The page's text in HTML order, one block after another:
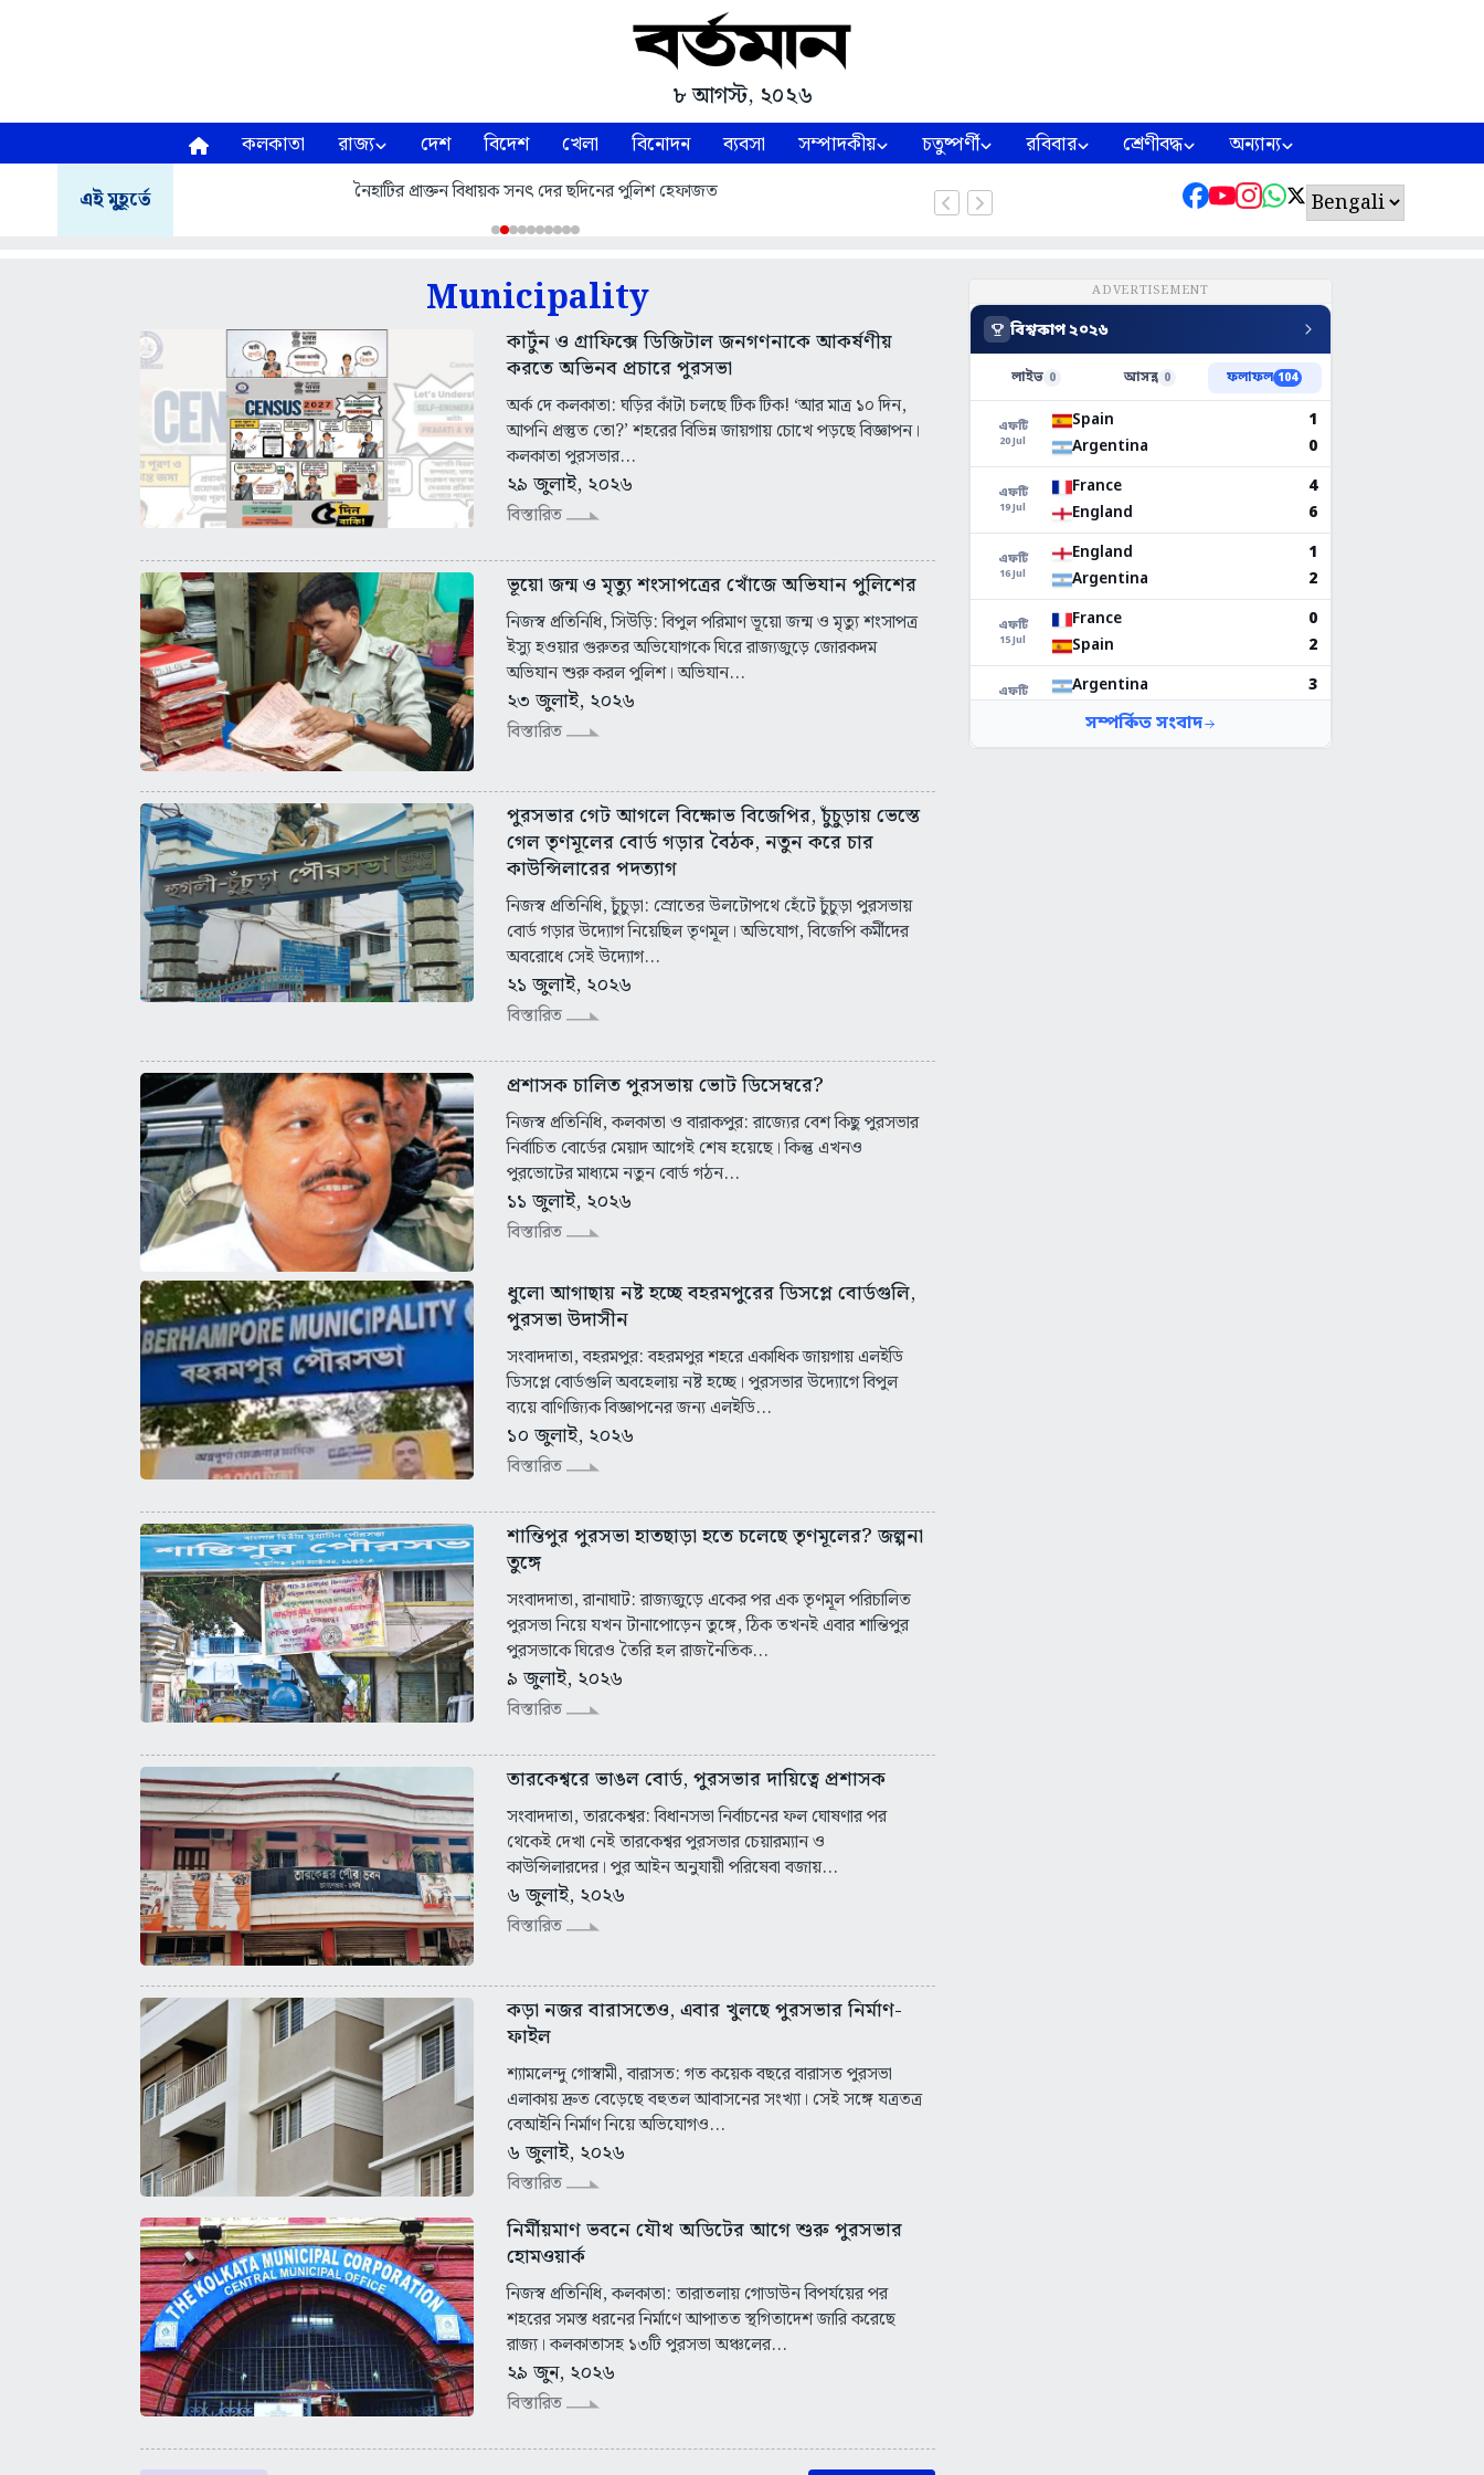
৮ আগস্ট, ২০২৬
কলকাতা রাজ্য দেশ বিদেশ খেলা বিনোদন ব্যবসা সম্পাদকীয় চতুষ্পর্ণী রবিবার শ্রেণীবদ্ধ অন্যান্য
এই মুহূর্তে নৈহাটির প্রাক্তন বিধায়ক সনৎ দের ছদিনের পুলিশ হেফাজত
Municipality
কার্টুন ও গ্রাফিক্সে ডিজিটাল জনগণনাকে আকর্ষণীয়
করতে অভিনব প্রচারে পুরসভা
অর্ক দে কলকাতা: ঘড়ির কাঁটা চলছে টিক টিক! ‘আর মাত্র ১০ দিন,
আপনি প্রস্তুত তো?’ শহরের বিভিন্ন জায়গায় চোখে পড়ছে বিজ্ঞাপন।
কলকাতা পুরসভার...
২৯ জুলাই, ২০২৬
বিস্তারিত
ভূয়ো জন্ম ও মৃত্যু শংসাপত্রের খোঁজে অভিযান পুলিশের
নিজস্ব প্রতিনিধি, সিউড়ি: বিপুল পরিমাণ ভূয়ো জন্ম ও মৃত্যু শংসাপত্র
ইস্যু হওয়ার গুরুতর অভিযোগকে ঘিরে রাজ্যজুড়ে জোরকদম
অভিযান শুরু করল পুলিশ। অভিযান...
২৩ জুলাই, ২০২৬
বিস্তারিত
পুরসভার গেট আগলে বিক্ষোভ বিজেপির, চুঁচুড়ায় ভেস্তে
গেল তৃণমূলের বোর্ড গড়ার বৈঠক, নতুন করে চার
কাউন্সিলারের পদত্যাগ
নিজস্ব প্রতিনিধি, চুঁচুড়া: স্রোতের উলটোপথে হেঁটে চুঁচুড়া পুরসভায়
বোর্ড গড়ার উদ্যোগ নিয়েছিল তৃণমূল। অভিযোগ, বিজেপি কর্মীদের
অবরোধে সেই উদ্যোগ...
২১ জুলাই, ২০২৬
বিস্তারিত
প্রশাসক চালিত পুরসভায় ভোট ডিসেম্বরে?
নিজস্ব প্রতিনিধি, কলকাতা ও বারাকপুর: রাজ্যের বেশ কিছু পুরসভার
নির্বাচিত বোর্ডের মেয়াদ আগেই শেষ হয়েছে। কিন্তু এখনও
পুরভোটের মাধ্যমে নতুন বোর্ড গঠন...
১১ জুলাই, ২০২৬
বিস্তারিত
ধুলো আগাছায় নষ্ট হচ্ছে বহরমপুরের ডিসপ্লে বোর্ডগুলি,
পুরসভা উদাসীন
সংবাদদাতা, বহরমপুর: বহরমপুর শহরে একাধিক জায়গায় এলইডি
ডিসপ্লে বোর্ডগুলি অবহেলায় নষ্ট হচ্ছে। পুরসভার উদ্যোগে বিপুল
ব্যয়ে বাণিজ্যিক বিজ্ঞাপনের জন্য এলইডি...
১০ জুলাই, ২০২৬
বিস্তারিত
শান্তিপুর পুরসভা হাতছাড়া হতে চলেছে তৃণমূলের? জল্পনা
তুঙ্গে
সংবাদদাতা, রানাঘাট: রাজ্যজুড়ে একের পর এক তৃণমূল পরিচালিত
পুরসভা নিয়ে যখন টানাপোড়েন তুঙ্গে, ঠিক তখনই এবার শান্তিপুর
পুরসভাকে ঘিরেও তৈরি হল রাজনৈতিক...
৯ জুলাই, ২০২৬
বিস্তারিত
তারকেশ্বরে ভাঙল বোর্ড, পুরসভার দায়িত্বে প্রশাসক
সংবাদদাতা, তারকেশ্বর: বিধানসভা নির্বাচনের ফল ঘোষণার পর
থেকেই দেখা নেই তারকেশ্বর পুরসভার চেয়ারম্যান ও
কাউন্সিলারদের। পুর আইন অনুযায়ী পরিষেবা বজায়...
৬ জুলাই, ২০২৬
বিস্তারিত
কড়া নজর বারাসতেও, এবার খুলছে পুরসভার নির্মাণ-
ফাইল
শ্যামলেন্দু গোস্বামী, বারাসত: গত কয়েক বছরে বারাসত পুরসভা
এলাকায় দ্রুত বেড়েছে বহুতল আবাসনের সংখ্যা। সেই সঙ্গে যত্রতত্র
বেআইনি নির্মাণ নিয়ে অভিযোগও...
৬ জুলাই, ২০২৬
বিস্তারিত
নির্মীয়মাণ ভবনে যৌথ অডিটের আগে শুরু পুরসভার
হোমওয়ার্ক
নিজস্ব প্রতিনিধি, কলকাতা: তারাতলায় গোডাউন বিপর্যয়ের পর
শহরের সমস্ত ধরনের নির্মাণে আপাতত স্থগিতাদেশ জারি করেছে
রাজ্য। কলকাতাসহ ১৩টি পুরসভা অঞ্চলের...
২৯ জুন, ২০২৬
বিস্তারিত
ADVERTISEMENT